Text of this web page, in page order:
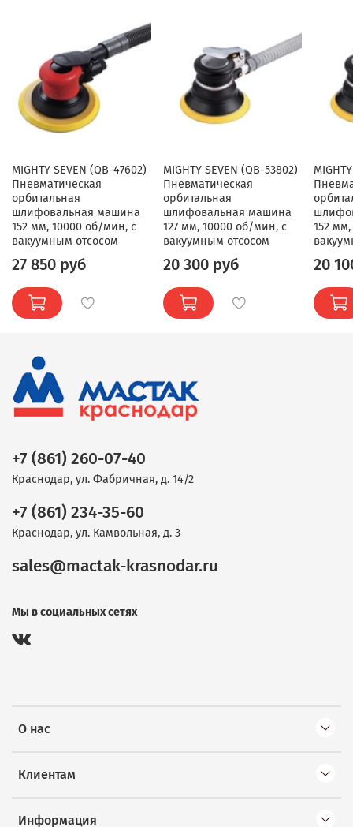
MIGHTY SEVEN (QB-47602)
Пневматическая
орбитальная
шлифовальная машина
152 мм, 10000 об/мин, с
вакуумным отсосом
27 850 руб
MIGHTY SEVEN (QB-53802)
Пневматическая
орбитальная
шлифовальная машина
127 мм, 10000 об/мин, с
вакуумным отсосом
20 300 руб
152
20
О нас
Клиентам
Информация
+7 (861) 260-07-40
Краснодар, ул. Фабричная, д. 14/2
+7 (861) 234-35-60
Краснодар, ул. Камвольная, д. 3
sales@mactak-krasnodar.ru
Мы в социальных сетях